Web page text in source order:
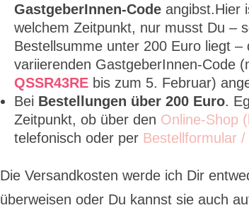
GastgeberInnen-Codeangibst.Hier
welchem Zeitpunkt, nur musst Du –
Bestellsumme unter 200 Euro liegt –
variierenden GastgeberInnen-Code
QSSR43REbis zum 5. Februar)
Bei Bestellungen über 200 Euro.
Zeitpunkt, ob über den Online-Shop
telefonisch oder per Bestellformular /
Die Versandkosten werde ich Dir
überweisen oder Du kannst sie auch